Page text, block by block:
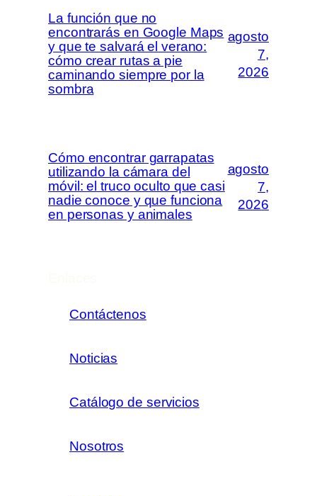
La función que no
encontrarás en Google Maps
y que te salvará el verano:
cómo crear rutas a pie
caminando siempre por la
sombra
agosto
7,
2026
Cómo encontrar garrapatas
utilizando la cámara del
móvil: el truco oculto que casi
nadie conoce y que funciona
en personas y animales
agosto
7,
2026
Contáctenos
Noticias
Catálogo de servicios
Nosotros